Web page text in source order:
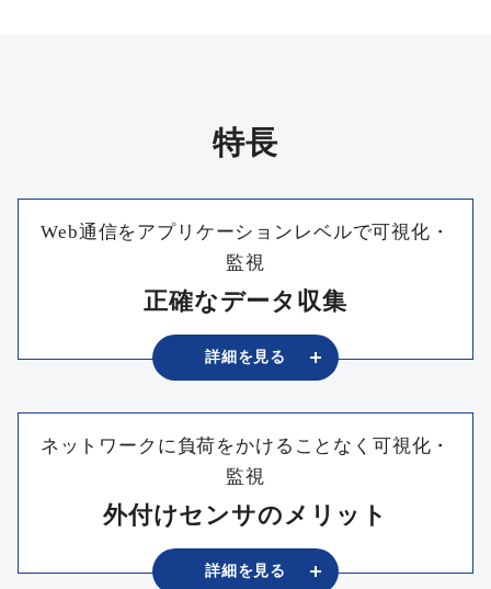
特長
Web通信をアプリケーションレベルで可視化・
監視
正確なデータ収集
詳細を⾒る
ネットワークに負荷をかけることなく可視化・
監視
外付けセンサのメリット
詳細を⾒る